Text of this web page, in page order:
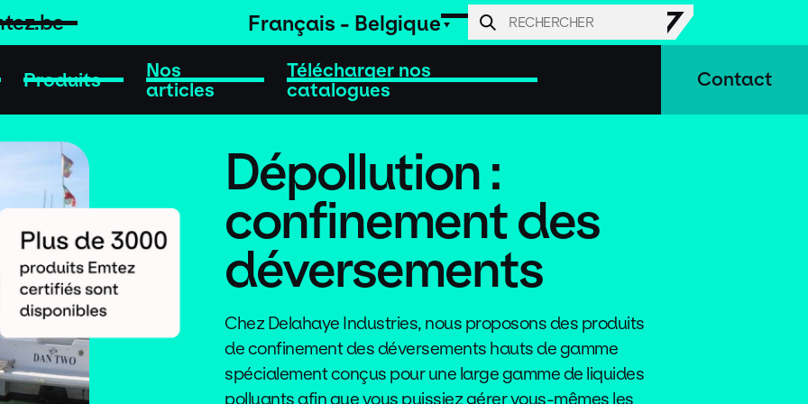
Français - Belgique
Produits
Nos
articles
Télécharger nos
catalogues
Contact
Dépollution :
confinement des
déversements
Chez Delahaye Industries, nous proposons des produits
de confinement des déversements hauts de gamme
spécialement conçus pour une large gamme de liquides
polluants afin que vous puissiez gérer vous-mêmes les